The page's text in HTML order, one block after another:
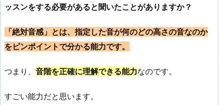
ッスンをする必要があると聞いたことがありますか？
「絶対音感」とは、指定した音が何のどの高さの音なのか
をピンポイントで分かる能力です。
つまり、 音階を正確に理解できる能力なのです。
すごい能力だと思います。